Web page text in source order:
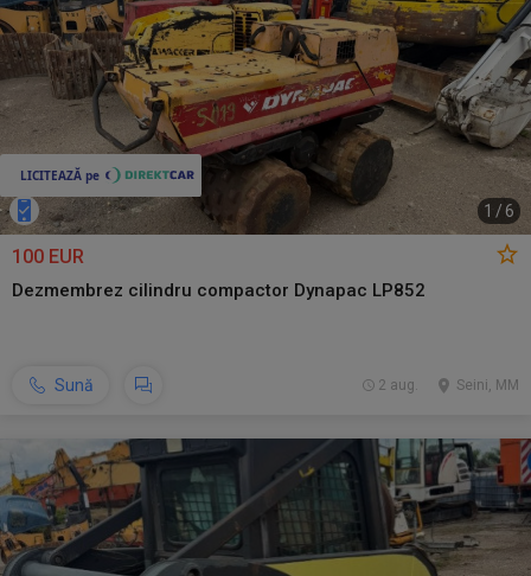
1 /6
100 EUR
Dezmembrez cilindru compactor Dynapac LP852
Sună Seini, MM
2 aug.